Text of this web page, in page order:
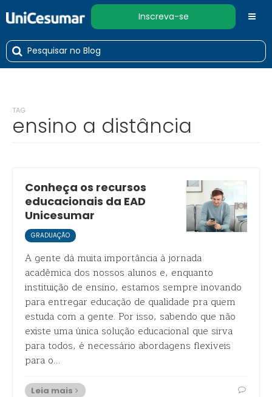
Inscreva-se
TAG
ensino a distância
Conheça os recursos
educacionais da EAD
Unicesumar
GRADUAÇÃO
A gente dá muita importância à jornada
acadêmica dos nossos alunos e, enquanto
instituição de ensino, estamos sempre inovando
para entregar educação de qualidade pra quem
estuda com a gente. Por isso, sabendo que não
existe uma única solução educacional que sirva
para todos, é necessário abordagens flexíveis
para o…
Leia mais